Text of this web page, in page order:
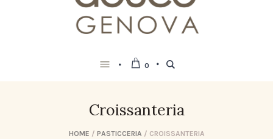
0
Croissanteria
HOME / PASTICCERIA / CROISSANTERIA